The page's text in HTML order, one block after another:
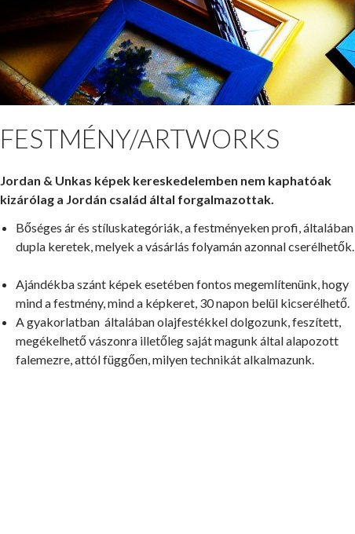
FESTMÉNY/ARTWORKS
Jordan & Unkas képek kereskedelemben nem kaphatóak
kizárólag a Jordán család által forgalmazottak.
Bőséges ár és stíluskategóriák, a festményeken profi, általában
dupla keretek, melyek a vásárlás folyamán azonnal cserélhetők.
Ajándékba szánt képek esetében fontos megemlítenünk, hogy
mind a festmény, mind a képkeret, 30 napon belül kicserélhető.
A gyakorlatban általában olajfestékkel dolgozunk, feszített,
megékelhető vászonra illetőleg saját magunk által alapozott
falemezre, attól függően, milyen technikát alkalmazunk.